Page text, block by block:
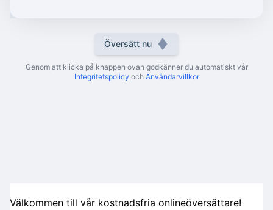
Översätt nu
Genom att klicka på knappen ovan godkänner du automatiskt vår
Integritetspolicy och Användarvillkor
Välkommen till vår kostnadsfria onlineöversättare!